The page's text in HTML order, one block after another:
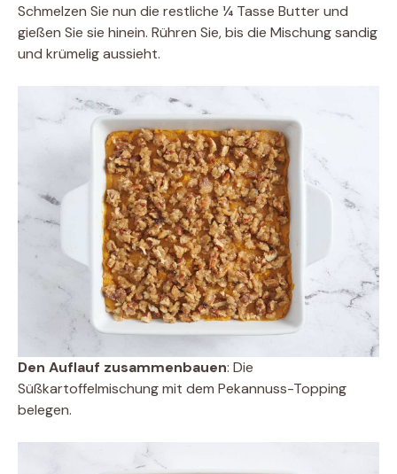
Schmelzen Sie nun die restliche ¼ Tasse Butter und
gießen Sie sie hinein. Rühren Sie, bis die Mischung sandig
und krümelig aussieht.
Den Auflauf zusammenbauen: Die
Süßkartoffelmischung mit dem Pekannuss-Topping
belegen.